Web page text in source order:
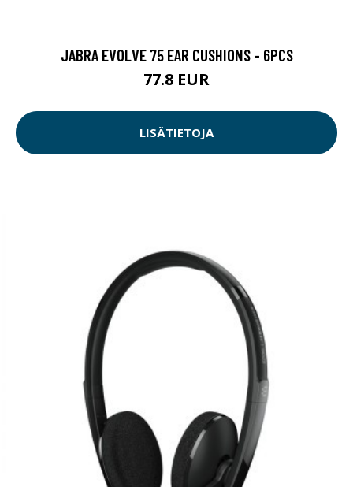
JABRA EVOLVE 75 EAR CUSHIONS - 6PCS
77.8 EUR
LISÄTIETOJA